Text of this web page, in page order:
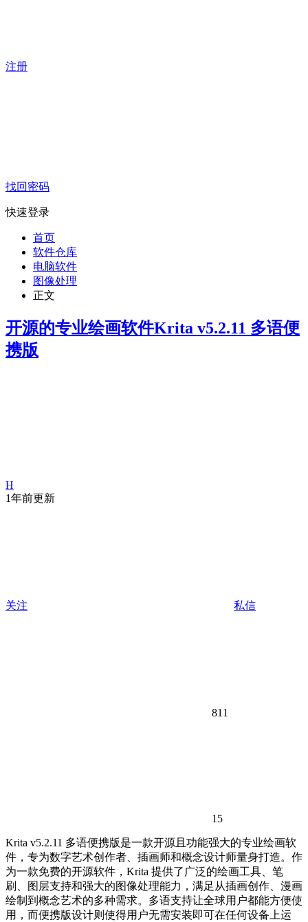
注册
找回密码
快速登录
首页
软件仓库
电脑软件
图像处理
正文
开源的专业绘画软件Krita v5.2.11 多语便
携版
H
1年前更新
关注 私信
811
15
Krita v5.2.11 多语便携版是一款开源且功能强大的专业绘画软
件，专为数字艺术创作者、插画师和概念设计师量身打造。作
为一款免费的开源软件，Krita 提供了广泛的绘画工具、笔
刷、图层支持和强大的图像处理能力，满足从插画创作、漫画
绘制到概念艺术的多种需求。多语支持让全球用户都能方便使
用，而便携版设计则使得用户无需安装即可在任何设备上运